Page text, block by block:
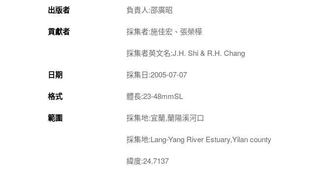
出版者 負責人:邵廣昭
貢獻者 採集者:施佳宏、張榮樺
採集者英文名:J.H. Shi & R.H. Chang
日期 採集日:2005-07-07
格式 體長:23-48mmSL
範圍 採集地:宜蘭,蘭陽溪河口
採集地:Lang-Yang River Estuary,Yilan county
緯度:24.7137